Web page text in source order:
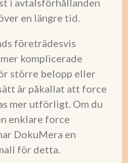
i avtalsförhållanden
en längre tid.
företrädesvis
komplicerade
större belopp eller
är påkallat att force
mer utförligt. Om du
enklare force
DokuMera en
för detta.